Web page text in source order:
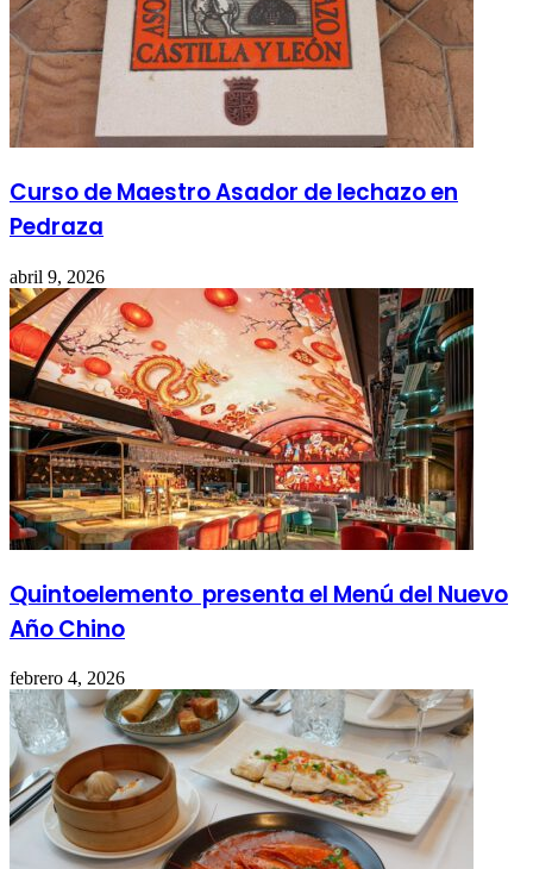
Curso de Maestro Asador de lechazo en
Pedraza
abril 9, 2026
Quintoelemento presenta el Menú del Nuevo
Año Chino
febrero 4, 2026